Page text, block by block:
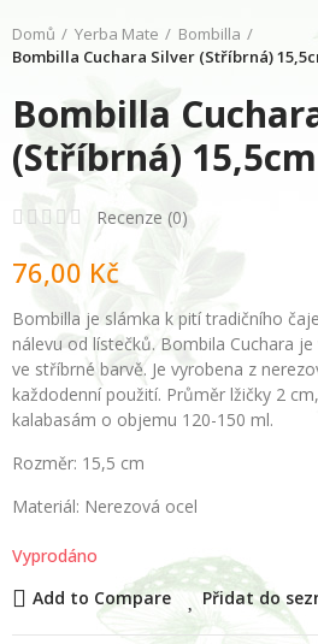
Domů Yerba Mate
Bombilla
Bombilla Cuchara Silver (Stříbrná)
Bombilla
(Stříbrná) 15,5cm
Recenze (0)
76,00 Kč
Bombilla je slámka k pití tradičního
nálevu od lístečků. Bombila Cuchara
ve stříbrné barvě. Je vyrobena z
každodenní použití. Průměr lžičky 2
kalabasám o objemu 120-150 ml.
Rozměr: 15,5 cm
Materiál: Nerezová ocel
Vyprodáno
Add to Compare
Přidat do